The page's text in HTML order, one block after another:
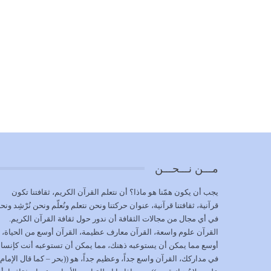
مـــن نـــحـــن
يجب أن يكون همّنا هو ماذا؟ أن نتعلم القرآن الكريم، ثقافتنا تكون
قرآنية، ثقافتنا قرآنية، عنوان حركتنا ونحن نتعلم ونُعلّم ونحن نُرْشِد
في أي مجال من مجالات الثقافة أن ندور حول ثقافة القرآن الكريم.
القرآن علوم واسعة، القرآن معارف عظيمة، القرآن أوسع من الحياة،
أوسع مما يمكن أن يستوعبه ذهنك، مما يمكن أن تستوعبه أنت
في مداركك، القرآن واسع جداً، وعظيم جداً، هو ((بحر – كما قال الإمام